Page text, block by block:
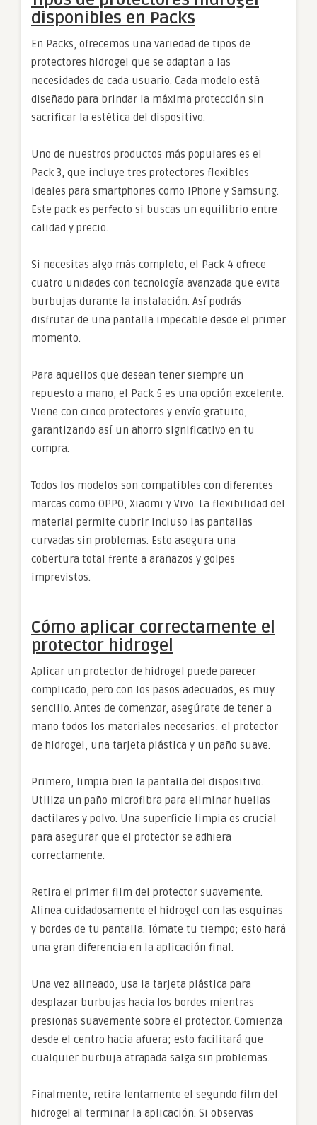
disponibles en Packs
En Packs, ofrecemos una variedad de tipos de
protectores hidrogel que se adaptan a las
necesidades de cada usuario. Cada modelo está
diseñado para brindar la máxima protección sin
sacrificar la estética del dispositivo.
Uno de nuestros productos más populares es el
Pack 3, que incluye tres protectores flexibles
ideales para smartphones como iPhone y Samsung.
Este pack es perfecto si buscas un equilibrio entre
calidad y precio.
Si necesitas algo más completo, el Pack 4 ofrece
cuatro unidades con tecnología avanzada que evita
burbujas durante la instalación. Así podrás
disfrutar de una pantalla impecable desde el primer
momento.
Para aquellos que desean tener siempre un
repuesto a mano, el Pack 5 es una opción excelente.
Viene con cinco protectores y envío gratuito,
garantizando así un ahorro significativo en tu
compra.
Todos los modelos son compatibles con diferentes
marcas como OPPO, Xiaomi y Vivo. La flexibilidad del
material permite cubrir incluso las pantallas
curvadas sin problemas. Esto asegura una
cobertura total frente a arañazos y golpes
imprevistos.
Cómo aplicar correctamente el
protector hidrogel
Aplicar un protector de hidrogel puede parecer
complicado, pero con los pasos adecuados, es muy
sencillo. Antes de comenzar, asegúrate de tener a
mano todos los materiales necesarios: el protector
de hidrogel, una tarjeta plástica y un paño suave.
Primero, limpia bien la pantalla del dispositivo.
Utiliza un paño microfibra para eliminar huellas
dactilares y polvo. Una superficie limpia es crucial
para asegurar que el protector se adhiera
correctamente.
Retira el primer film del protector suavemente.
Alinea cuidadosamente el hidrogel con las esquinas
y bordes de tu pantalla. Tómate tu tiempo; esto hará
una gran diferencia en la aplicación final.
Una vez alineado, usa la tarjeta plástica para
desplazar burbujas hacia los bordes mientras
presionas suavemente sobre el protector. Comienza
desde el centro hacia afuera; esto facilitará que
cualquier burbuja atrapada salga sin problemas.
Finalmente, retira lentamente el segundo film del
hidrogel al terminar la aplicación. Si observas